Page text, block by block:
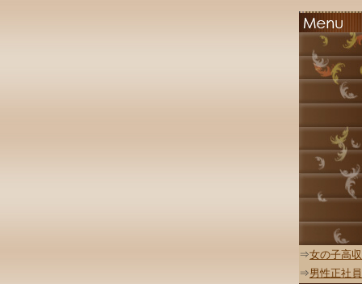
⇒女の子高
⇒男性正社